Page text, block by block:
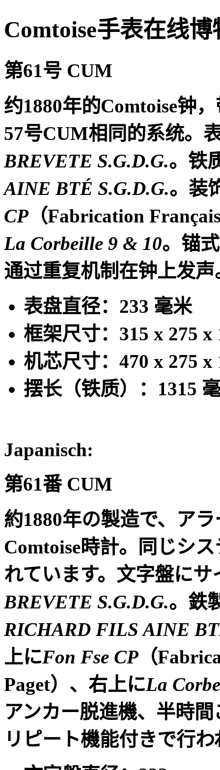
Comtoise手表在线博
第61号 CUM
约1880年的Comtoise钟
57号CUM相同的系统。
BREVETE S.G.D.G.。铁
AINE BTÉ S.G.D.G.。装
CP （Fabrication
La Corbeille 9 & 10。锚
通过重复机制在钟上发声
表盘直径： 233 毫米
框架尺寸： 315 x 275
机芯尺寸： 470 x 275
摆长（铁质）： 1315
Japanisch:
第61番CUM
約1880年の製造で、ア
Comtoise時計。同じシ
れています。文字盤にサ
BREVETE S.G.D.G.。鉄
RICHARD FILS AINE
上にFon Fse CP （
Paget）、右上にLa
アンカー脱進機、半時
リピート機能付きで行わ